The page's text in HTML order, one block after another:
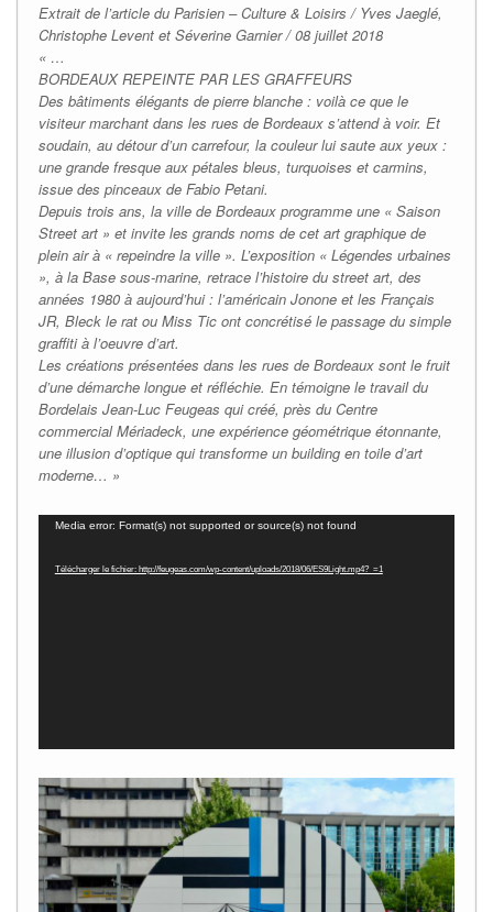
Extrait de l’article du Parisien – Culture & Loisirs / Yves Jaeglé,
Christophe Levent et Séverine Garnier / 08 juillet 2018
« …
BORDEAUX REPEINTE PAR LES GRAFFEURS
Des bâtiments élégants de pierre blanche : voilà ce que le
visiteur marchant dans les rues de Bordeaux s’attend à voir. Et
soudain, au détour d’un carrefour, la couleur lui saute aux yeux :
une grande fresque aux pétales bleus, turquoises et carmins,
issue des pinceaux de Fabio Petani.
Depuis trois ans, la ville de Bordeaux programme une « Saison
Street art » et invite les grands noms de cet art graphique de
plein air à « repeindre la ville ». L’exposition « Légendes urbaines
», à la Base sous-marine, retrace l’histoire du street art, des
années 1980 à aujourd’hui : l’américain Jonone et les Français
JR, Bleck le rat ou Miss Tic ont concrétisé le passage du simple
graffiti à l’oeuvre d’art.
Les créations présentées dans les rues de Bordeaux sont le fruit
d’une démarche longue et réfléchie. En témoigne le travail du
Bordelais Jean-Luc Feugeas qui créé, près du Centre
commercial Mériadeck, une expérience géométrique étonnante,
une illusion d’optique qui transforme un building en toile d’art
moderne… »
Lecteur
Media error: Format(s) not supported or source(s) not found
Télécharger le fichier: http://feugeas.com/wp-content/uploads/2018/06/ES9Light.mp4?_=1